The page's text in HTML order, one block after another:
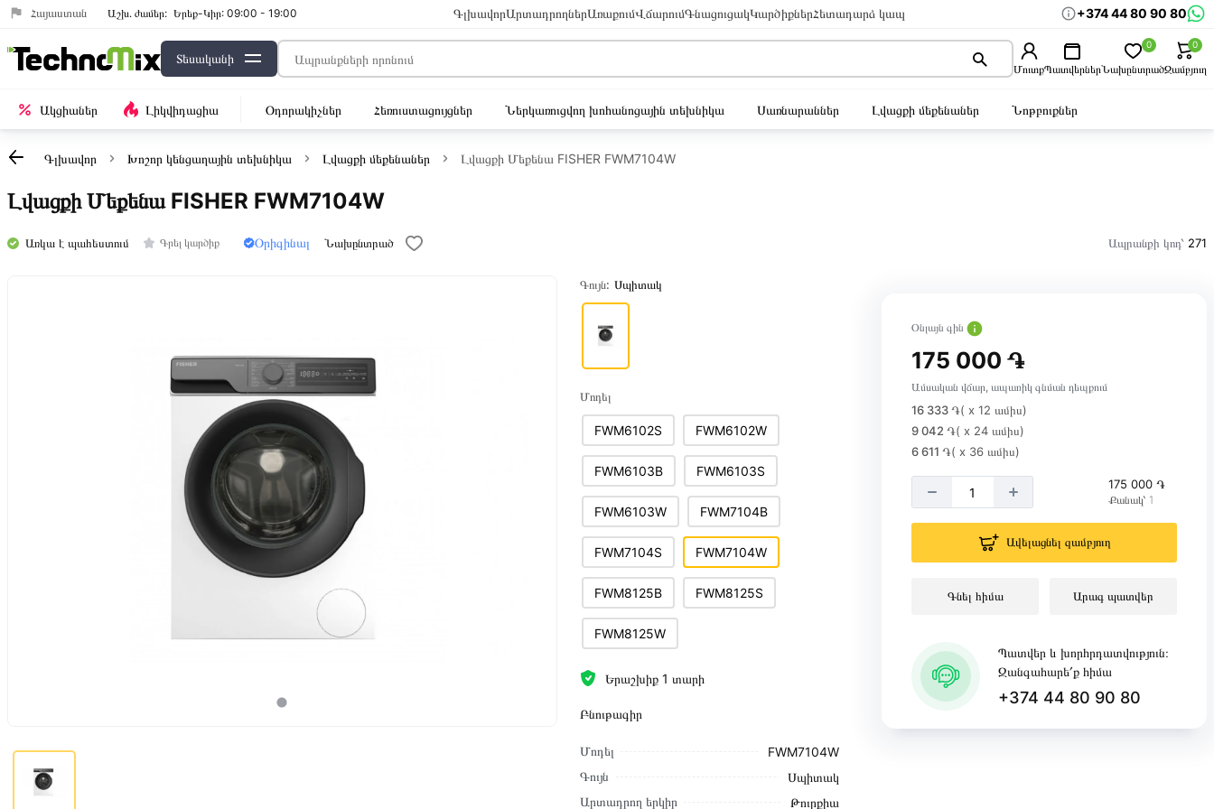
Հայաստան Աշխ․ ժամեր: Երեք-Կիր: 09:00 - 19:00 ԳլխավորԱրտադրողներԱռաքումՎճարումԳնացուցակԿարծիքներՀետադարձ կապ +374 44 80 90 80
Տեսականի
ՄուտքՊատվերներՆախընտրած
0
Զամբյուղ
0
Ակցիաներ Լիկվիդացիա Օդորակիչներ Հեռուստացույցներ Ներկառուցվող խոհանոցային տեխնիկա Սառնարաններ Լվացքի մեքենաներ Նոթբուքներ
Գլխավոր Խոշոր կենցաղային տեխնիկա Լվացքի մեքենաներ Լվացքի Մեքենա FISHER FWM7104W
Լվացքի Մեքենա FISHER FWM7104W
Առկա է պահեստում Գրել կարծիք Օրիգինալ Նախընտրած Ապրանքի կոդ՝ 271
Գույն: Սպիտակ
Մոդել
FWM6102S FWM6102W
FWM6103B FWM6103S
FWM6103W FWM7104B
FWM7104S FWM7104W
FWM8125B FWM8125S
FWM8125W
Երաշխիք 1 տարի
Բնութագիր
Մոդել
FWM7104W
Գույն
Սպիտակ
Արտադրող երկիր
Թուրքիա
Օնլայն գին
175 000 ֏
Ամսական վճար, ապառիկ գնման դեպքում
16 333 ֏( x 12 ամիս)
9 042 ֏( x 24 ամիս)
6 611 ֏( x 36 ամիս)
175 000 ֏
Քանակ՝ 1
Ավելացնել զամբյուղ
Գնել հիմա Արագ պատվեր
Պատվեր և խորհրդատվություն։
Զանգահարե՛ք հիմա
+374 44 80 90 80